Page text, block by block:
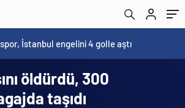
golle aştı
öldürdü, 300
taşıdı